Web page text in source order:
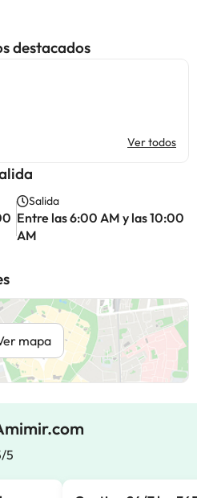
destacados
Ver todos
Salida
Entre las 6:00 AM y las 10:00
AM
mapa
5